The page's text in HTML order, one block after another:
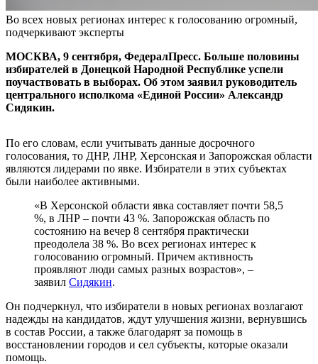
Во всех новых регионах интерес к голосованию огромный,
подчеркивают эксперты
МОСКВА, 9 сентября, ФедералПресс. Больше половины
избирателей в Донецкой Народной Республике успели
поучаствовать в выборах. Об этом заявил руководитель
центрального исполкома «Единой России» Александр
Сидякин.
По его словам, если учитывать данные досрочного
голосования, то ДНР, ЛНР, Херсонская и Запорожская области
являются лидерами по явке. Избиратели в этих субъектах
были наиболее активными.
«В Херсонской области явка составляет почти 58,5
%, в ЛНР – почти 43 %. Запорожская область по
состоянию на вечер 8 сентября практически
преодолела 38 %. Во всех регионах интерес к
голосованию огромный. Причем активность
проявляют люди самых разных возрастов», –
заявил Сидякин.
Он подчеркнул, что избиратели в новых регионах возлагают
надежды на кандидатов, ждут улучшения жизни, вернувшись
в состав России, а также благодарят за помощь в
восстановлении городов и сел субъекты, которые оказали
помощь.